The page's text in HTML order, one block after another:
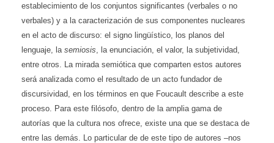
establecimiento de los conjuntos significantes (verbales o no
verbales) y a la caracterización de sus componentes nucleares
en el acto de discurso: el signo lingüístico, los planos del
lenguaje, la semiosis , la enunciación, el valor, la subjetividad,
entre otros. La mirada semiótica que comparten estos autores
será analizada como el resultado de un acto fundador de
discursividad, en los términos en que Foucault describe a este
proceso. Para este filósofo, dentro de la amplia gama de
autorías que la cultura nos ofrece, existe una que se destaca de
entre las demás. Lo particular de de este tipo de autores –nos